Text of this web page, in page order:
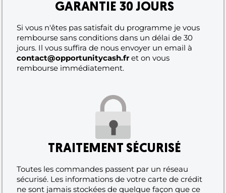
GARANTIE 30 JOURS
Si vous n'êtes pas satisfait du programme je vous
rembourse sans conditions dans un délai de 30
jours. Il vous suffira de nous envoyer un email à
contact@opportunitycash.fret on vous
rembourse immédiatement.
TRAITEMENT SÉCURISÉ
Toutes les commandes passent par un réseau
sécurisé. Les informations de votre carte de crédit
ne sont jamais stockées de quelque façon que ce